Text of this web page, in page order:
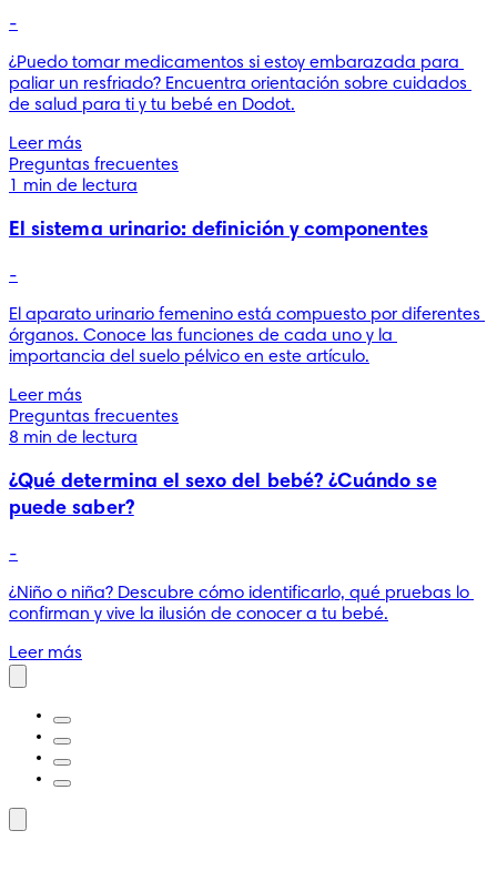
-
¿Puedo tomar medicamentos si estoy embarazada para
paliar un resfriado? Encuentra orientación sobre cuidados
de salud para ti y tu bebé en Dodot.
Leer más
Preguntas frecuentes
1 min de lectura
El sistema urinario: definición y componentes
-
El aparato urinario femenino está compuesto por diferentes
órganos. Conoce las funciones de cada uno y la
importancia del suelo pélvico en este artículo.
Leer más
Preguntas frecuentes
8 min de lectura
¿Qué determina el sexo del bebé? ¿Cuándo se
puede saber?
-
¿Niño o niña? Descubre cómo identificarlo, qué pruebas lo
confirman y vive la ilusión de conocer a tu bebé.
Leer más